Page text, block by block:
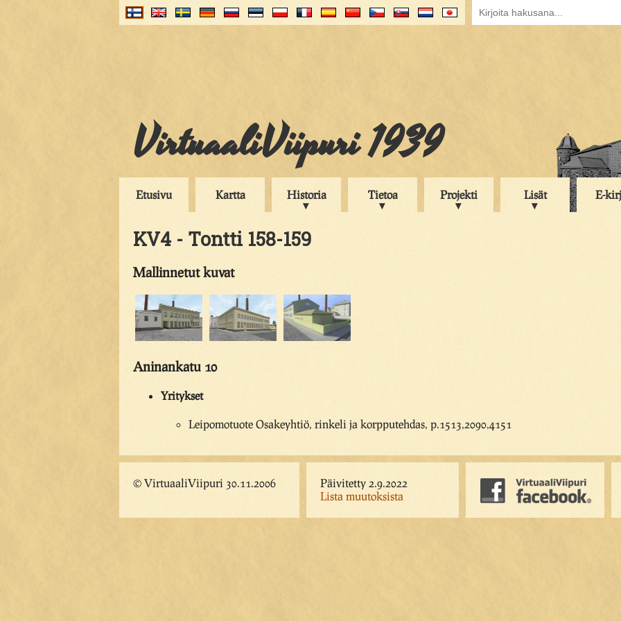
VirtuaaliViipuri 1939
Etusivu Kartta Historia Tietoa Projekti Lisät E-
KV4 - Tontti 158-159
Mallinnetut kuvat
Aninankatu 10
Yritykset
Leipomotuote Osakeyhtiö, rinkeli ja korpputehdas, p.1513,2090,4151
© VirtuaaliViipuri 30.11.2006
Päivitetty 2.9.2022
Lista muutoksista